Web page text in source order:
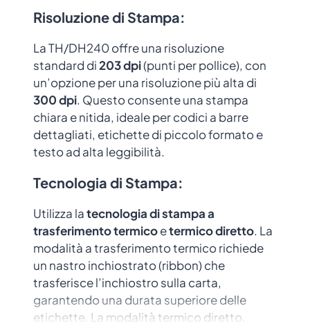
Risoluzione di Stampa:
La TH/DH240 offre una risoluzione
standard di203 dpi(punti per pollice), con
un’opzione per una risoluzione più alta di
300 dpi. Questo consente una stampa
chiara e nitida, ideale per codici a barre
dettagliati, etichette di piccolo formato e
testo ad alta leggibilità.
Tecnologia di Stampa:
Utilizza latecnologia di stampa a
trasferimento termicoetermico diretto. La
modalità a trasferimento termico richiede
un nastro inchiostrato (ribbon) che
trasferisce l’inchiostro sulla carta,
garantendo una durata superiore delle
etichette. La modalità termico diretto,